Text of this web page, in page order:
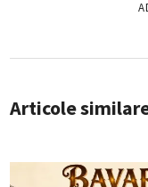
Articole